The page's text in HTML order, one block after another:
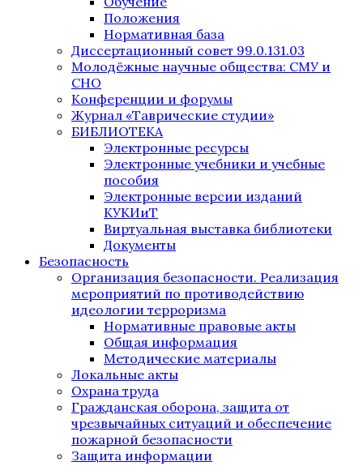
Положения
Нормативная база
Диссертационный совет 99.0.131.03
Молодёжные научные общества: СМУ и
СНО
Конференции и форумы
Журнал «Таврические студии»
БИБЛИОТЕКА
Электронные ресурсы
Электронные учебники и учебные
пособия
Электронные версии изданий
КУКИиТ
Виртуальная выставка библиотеки
Документы
Безопасность
Организация безопасности. Реализация
мероприятий по противодействию
идеологии терроризма
Нормативные правовые акты
Общая информация
Методические материалы
Локальные акты
Охрана труда
Гражданская оборона, защита от
чрезвычайных ситуаций и обеспечение
пожарной безопасности
Защита информации